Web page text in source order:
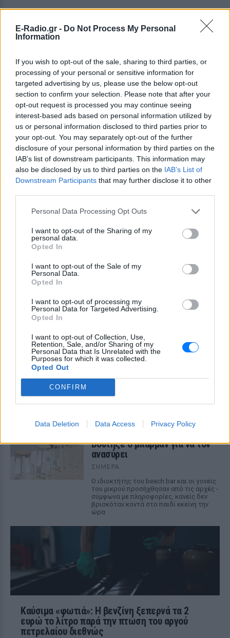
E-Radio.gr - Do Not Process My Personal
Information
If you wish to opt-out of the sale, sharing to third parties, or
processing of your personal or sensitive information for
targeted advertising by us, please use the below opt-out
section to confirm your selection. Please note that after your
opt-out request is processed you may continue seeing
interest-based ads based on personal information utilized by
us or personal information disclosed to third parties prior to
your opt-out. You may separately opt-out of the further
disclosure of your personal information by third parties on the
IAB’s list of downstream participants. This information may
also be disclosed by us to third parties on the IAB’s List of
Downstream Participants that may further disclose it to other
Personal Data Processing Opt Outs
I want to opt-out of the Sharing of my
personal data.
Opted In
I want to opt-out of the Sale of my
Personal Data.
Opted In
I want to opt-out of processing my
Personal Data for Targeted Advertising.
Opted In
I want to opt-out of Collection, Use,
Retention, Sale, and/or Sharing of my
Personal Data that Is Unrelated with the
Purposes for which it was collected.
Opted Out
CONFIRM
Data Deletion Data Access Privacy Policy
ΔΕΙΤΕ ΕΠΙΣΗΣ
ΣΤΗΝ ΙΔΙΑ ΚΑΤΗΓΟΡΙΑ
Ουκρανία: Βίντεο σοκ με
19χρονο να οδηγείται με τη βία
για επιστράτευση ‑ Τι είναι το
«busification»
Βίντεο που φέρεται να δείχνει βίαιη
μεταφορά άνδρα για στρατιωτική
Ουκρανία: Βίντεο σοκ με
για επιστράτευση ‑ Τι είναι το
«busification»
ΣΉΜΕΡΑ
μεταφορά άνδρα για στρατιωτική
επαναφέρει τη συζήτηση για το λεγόμενο
«busification».
Πάρο: 4χρονος έχασε τη ζωή
Βούτηξε ο μπάρμαν για να τον
ανασύρει
ΣΉΜΕΡΑ
Ο ιδιοκτήτης του beach bar και οι γονείς
του μικρού προσήχθησαν από τις αρχές -
σύμφωνα με πληροφορίες, κανείς δεν
βρισκόταν κοντά στο παιδί εκείνη την
ώρα
Καύσιμα «φωτιά»: Η βενζίνη ξεπερνά τα 2
ευρώ το λίτρο παρά την πτώση του αργού
πετρελαίου διεθνώς